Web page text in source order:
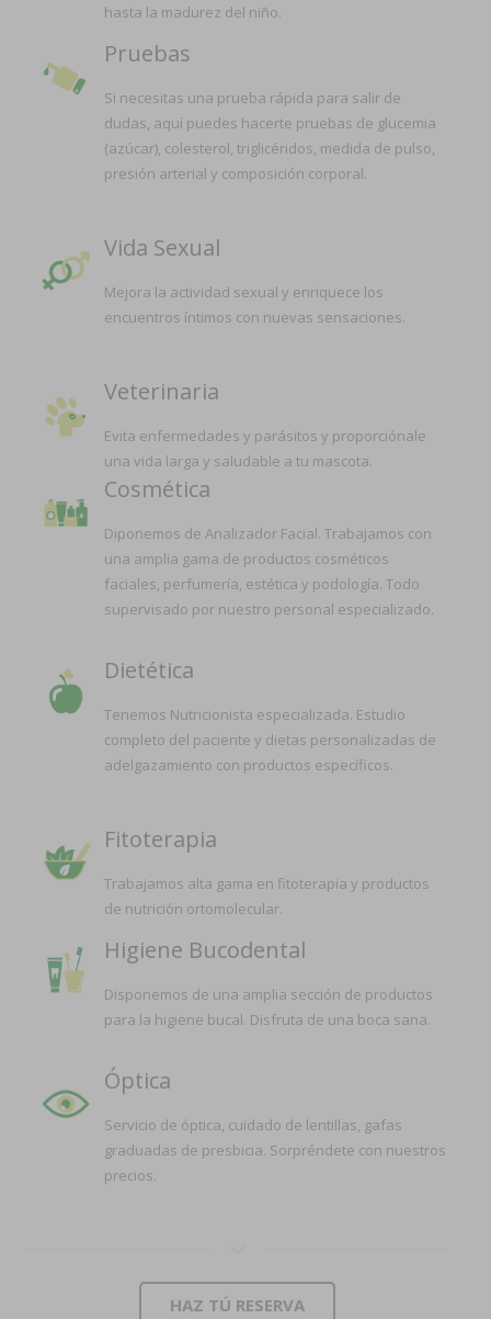
hasta la madurez del niño.
Pruebas
Si necesitas una prueba rápida para salir de
dudas, aquí puedes hacerte pruebas de glucemia
(azúcar), colesterol, triglicéridos, medida de pulso,
presión arterial y composición corporal.
Vida Sexual
Mejora la actividad sexual y enriquece los
encuentros íntimos con nuevas sensaciones.
Veterinaria
Evita enfermedades y parásitos y proporciónale
una vida larga y saludable a tu mascota.
Cosmética
Diponemos de Analizador Facial. Trabajamos con
una amplia gama de productos cosméticos
faciales, perfumería, estética y podología. Todo
supervisado por nuestro personal especializado.
Dietética
Tenemos Nutricionista especializada. Estudio
completo del paciente y dietas personalizadas de
adelgazamiento con productos específicos.
Fitoterapia
Trabajamos alta gama en fitoterapia y productos
de nutrición ortomolecular.
Higiene Bucodental
Disponemos de una amplia sección de productos
para la higiene bucal. Disfruta de una boca sana.
Óptica
Servicio de óptica, cuidado de lentillas, gafas
graduadas de presbicia. Sorpréndete con nuestros
precios.
HAZ TÚ RESERVA